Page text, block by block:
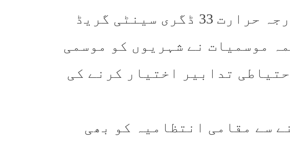
ریکارڈ کیا گیا ہے جبکہ درجہ حرارت 33 ڈگری سینٹی گریڈ
موسمیات نے شہریوں کو موسمی
تدابیر اختیار کرنے کی
سے مقامی انتظامیہ کو بھی